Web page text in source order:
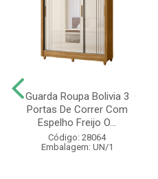
Guarda Roupa Bolivia 3
Portas De Correr Com
Espelho Freijo O...
Código: 28064
Embalagem: UN/1